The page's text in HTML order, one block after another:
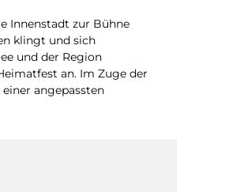
Innenstadt zur Bühne
klingt und sich
und der Region
an. Im Zuge der
angepassten